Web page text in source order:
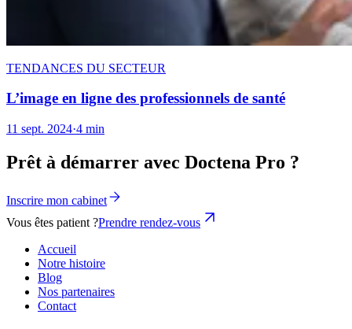
TENDANCES DU SECTEUR
L’image en ligne des professionnels de santé
11 sept. 2024·4 min
Prêt à démarrer avec Doctena Pro ?
Inscrire mon cabinet
Vous êtes patient ?Prendre rendez-vous
Accueil
Notre histoire
Blog
Nos partenaires
Contact